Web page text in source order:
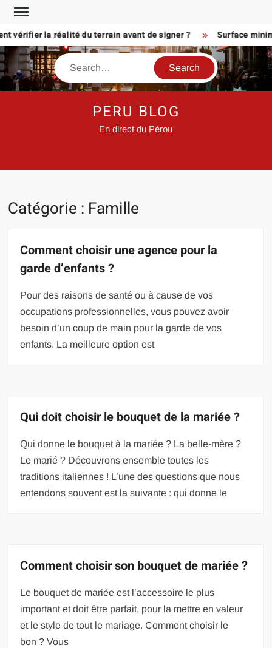
Skip
contentla réalité du terrain avant de signer ? Surface
Search
PERU BLOG
En direct du Pérou
Catégorie : Famille
Comment choisir une agence pour la
garde d’enfants ?
Pour des raisons de santé ou à cause de vos
occupations professionnelles, vous pouvez avoir
besoin d’un coup de main pour la garde de vos
enfants. La meilleure option est
Qui doit choisir le bouquet de la mariée ?
Qui donne le bouquet à la mariée ? La belle-mère ?
Le marié ? Découvrons ensemble toutes les
traditions italiennes ! L’une des questions que nous
entendons souvent est la suivante : qui donne le
Comment choisir son bouquet de mariée ?
Le bouquet de mariée est l’accessoire le plus
important et doit être parfait, pour la mettre en valeur
et le style de tout le mariage. Comment choisir le
bon ? Vous